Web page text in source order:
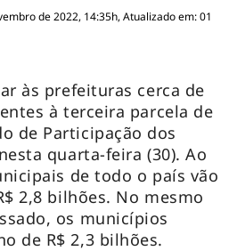
de 2022, 14:35h, Atualizado em: 01
às prefeituras cerca de
à terceira parcela de
de Participação dos
quarta-feira (30). Ao
de todo o país vão
2,8 bilhões. No mesmo
os municípios
de R$ 2,3 bilhões.